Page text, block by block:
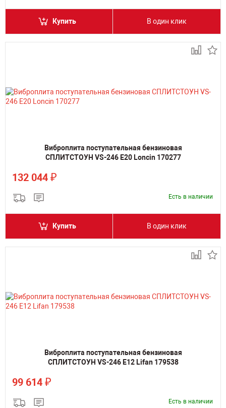
Купить В один клик
Виброплита поступательная бензиновая
СПЛИТСТОУН VS-246 E20 Loncin 170277
132 044 ₽
Есть в наличии
Купить В один клик
Виброплита поступательная бензиновая
СПЛИТСТОУН VS-246 Е12 Lifan 179538
99 614 ₽
Есть в наличии